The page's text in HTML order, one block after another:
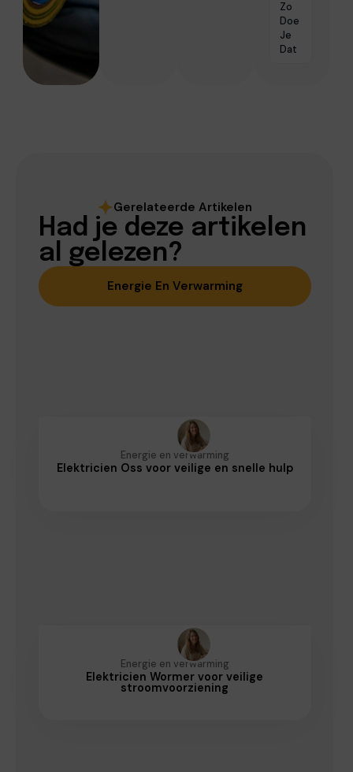
Zo
Doe
Je
Dat
Gerelateerde Artikelen
Had je deze artikelen
al gelezen?
Energie En Verwarming
Energie en verwarming
Elektricien Oss voor veilige en snelle hulp
Energie en verwarming
Elektricien Wormer voor veilige
stroomvoorziening